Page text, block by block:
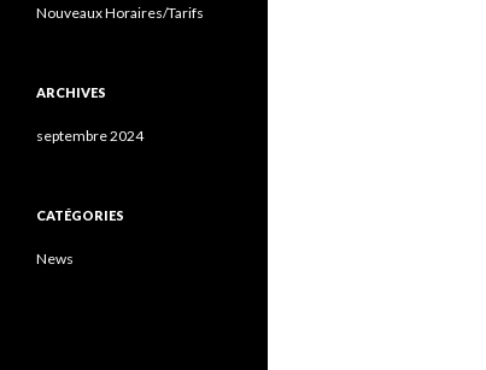
Nouveaux Horaires/Tarifs
ARCHIVES
septembre 2024
CATÉGORIES
News